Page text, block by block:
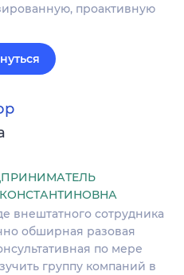
проактивную
внештатного сотрудника
обширная разовая
по мере
группу компаний в